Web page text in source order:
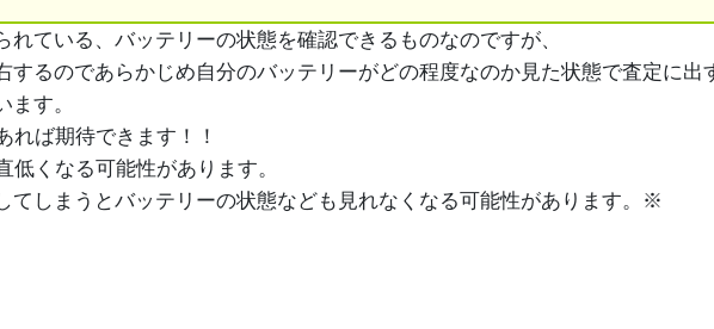
れている、バッテリーの状態を確認できるものなのですが、
するのであらかじめ自分のバッテリーがどの程度なのか見た状態で査定に出
す。
れば期待できます！！
低くなる可能性があります。
てしまうとバッテリーの状態なども見れなくなる可能性があります。※